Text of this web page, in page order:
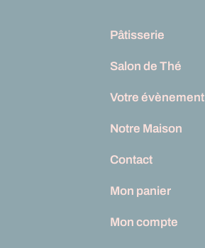
Pâtisserie
Salon de Thé
Votre évènement
Notre Maison
Contact
Mon panier
Mon compte